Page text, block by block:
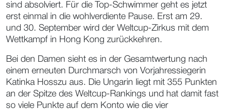
sind absolviert. Für die Top-Schwimmer geht es jetzt
erst einmal in die wohlverdiente Pause. Erst am 29.
und 30. September wird der Weltcup-Zirkus mit dem
Wettkampf in Hong Kong zurückkehren.
Bei den Damen sieht es in der Gesamtwertung nach
einem erneuten Durchmarsch von Vorjahressiegerin
Katinka Hosszu aus. Die Ungarin liegt mit 355 Punkten
an der Spitze des Weltcup-Rankings und hat damit fast
so viele Punkte auf dem Konto wie die vier